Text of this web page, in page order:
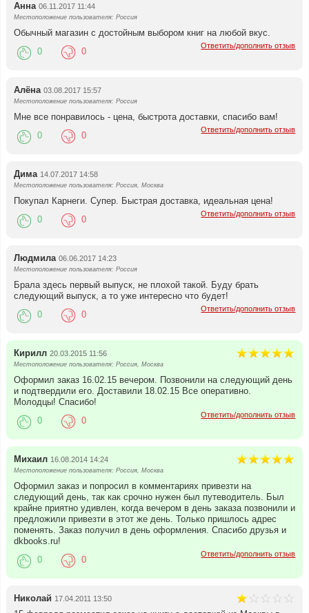
Анна 06.11.2017 11:44
Местоположение пользователя: Россия
Обычный магазин с достойным выбором книг на любой вкус.
Ответить/дополнить отзыв
0 0
Алёна 03.08.2017 15:57
Местоположение пользователя: Россия
Мне все понравилось - цена, быстрота доставки, спасибо вам!
Ответить/дополнить отзыв
0 0
Дима 14.07.2017 14:58
Местоположение пользователя: Россия, Москва
Покупал Карнеги. Супер. Быстрая доставка, идеальная цена!
Ответить/дополнить отзыв
0 0
Людмила 06.06.2017 14:23
Местоположение пользователя: Россия
Брала здесь первый выпуск, не плохой такой. Буду брать
следующий выпуск, а то уже интересно что будет!
Ответить/дополнить отзыв
0 0
Кирилл 20.03.2015 11:56
Местоположение пользователя: Россия, Москва
Оформил заказ 16.02.15 вечером. Позвонили на следующий день
и подтвердили его. Доставили 18.02.15 Все оперативно.
Молодцы! Спасибо!
Ответить/дополнить отзыв
0 0
Михаил 16.08.2014 14:24
Местоположение пользователя: Россия, Москва
Оформил заказ и попросил в комментариях привезти на
следующий день, так как срочно нужен был путеводитель. Был
крайне приятно удивлен, когда вечером в день заказа позвонили и
предложили привезти в этот же день. Только пришлось адрес
поменять. Заказ получил в день оформления. Спасибо друзья и
dkbooks.ru!
Ответить/дополнить отзыв
0 0
Николай 17.04.2011 13:50